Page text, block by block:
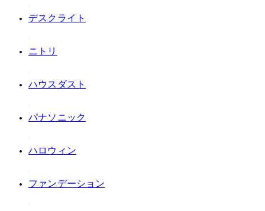
#デスクライト
#ニトリ
#ハウスダスト
#パナソニック
#ハロウィン
#ファンデーション